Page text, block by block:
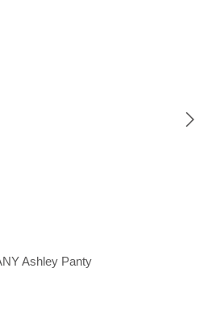
Ashley Panty